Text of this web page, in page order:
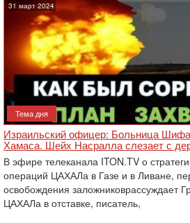
31 март 2024
Тема дня
Израильский офицер: Больница
Хамаса. Шейх Насралла слезает с
В эфире телеканала ITON.TV о
операций ЦАХАЛа в Газе и в Ливане,
освобождения заложниковрассуждает
ЦАХАЛа в отставке, писатель,